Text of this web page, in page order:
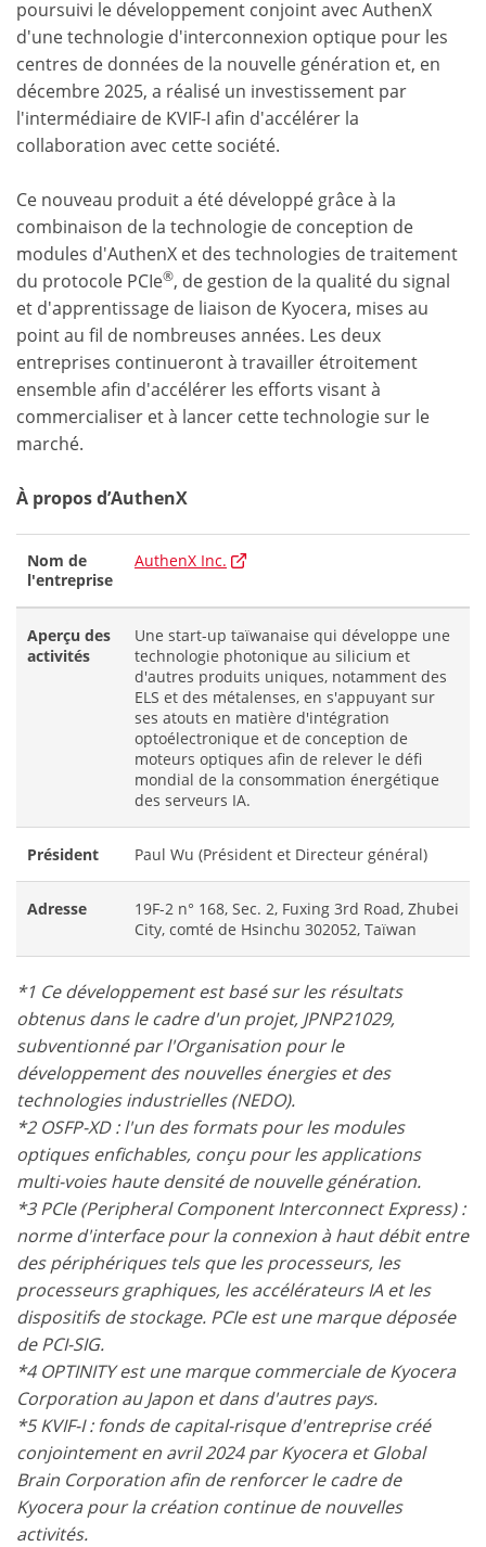
poursuivi le développement conjoint avec AuthenX
d'une technologie d'interconnexion optique pour les
centres de données de la nouvelle génération et, en
décembre 2025, a réalisé un investissement par
l'intermédiaire de KVIF-I afin d'accélérer la
collaboration avec cette société.
Ce nouveau produit a été développé grâce à la
combinaison de la technologie de conception de
modules d'AuthenX et des technologies de traitement
du protocole PCIe®, de gestion de la qualité du signal
et d'apprentissage de liaison de Kyocera, mises au
point au fil de nombreuses années. Les deux
entreprises continueront à travailler étroitement
ensemble afin d'accélérer les efforts visant à
commercialiser et à lancer cette technologie sur le
marché.
À propos d’AuthenX
Nom de
l'entreprise
AuthenX Inc.
Aperçu des
activités
Une start-up taïwanaise qui développe une
technologie photonique au silicium et
d'autres produits uniques, notamment des
ELS et des métalenses, en s'appuyant sur
ses atouts en matière d'intégration
optoélectronique et de conception de
moteurs optiques afin de relever le défi
mondial de la consommation énergétique
des serveurs IA.
Président Paul Wu (Président et Directeur général)
Adresse
19F-2 n° 168, Sec. 2, Fuxing 3rd Road, Zhubei
City, comté de Hsinchu 302052, Taïwan
*1 Ce développement est basé sur les résultats
obtenus dans le cadre d'un projet, JPNP21029,
subventionné par l'Organisation pour le
développement des nouvelles énergies et des
technologies industrielles (NEDO).
*2 OSFP-XD : l'un des formats pour les modules
optiques enfichables, conçu pour les applications
multi-voies haute densité de nouvelle génération.
*3 PCIe (Peripheral Component Interconnect Express) :
norme d'interface pour la connexion à haut débit entre
des périphériques tels que les processeurs, les
processeurs graphiques, les accélérateurs IA et les
dispositifs de stockage. PCIe est une marque déposée
de PCI-SIG.
*4 OPTINITY est une marque commerciale de Kyocera
Corporation au Japon et dans d'autres pays.
*5 KVIF-I : fonds de capital-risque d'entreprise créé
conjointement en avril 2024 par Kyocera et Global
Brain Corporation afin de renforcer le cadre de
Kyocera pour la création continue de nouvelles
activités.